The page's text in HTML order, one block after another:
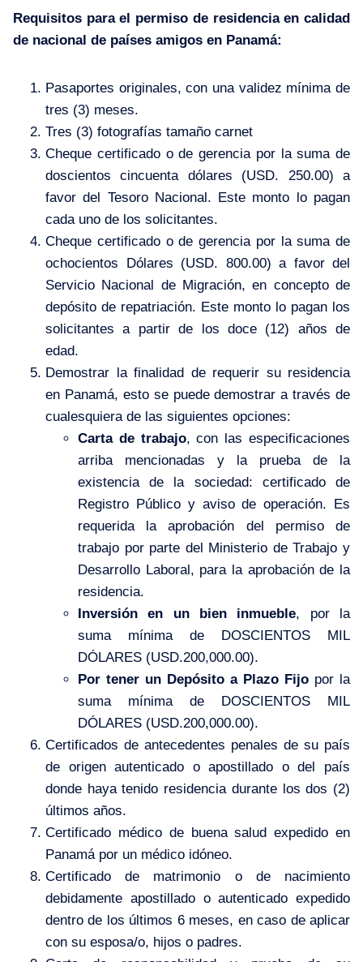
Requisitos para el permiso de residencia en calidad
de nacional de países amigos en Panamá:
Pasaportes originales, con una validez mínima de
tres (3) meses.
Tres (3) fotografías tamaño carnet
Cheque certificado o de gerencia por la suma de
doscientos cincuenta dólares (USD. 250.00) a
favor del Tesoro Nacional. Este monto lo pagan
cada uno de los solicitantes.
Cheque certificado o de gerencia por la suma de
ochocientos Dólares (USD. 800.00) a favor del
Servicio Nacional de Migración, en concepto de
depósito de repatriación. Este monto lo pagan los
solicitantes a partir de los doce (12) años de
edad.
Demostrar la finalidad de requerir su residencia
en Panamá, esto se puede demostrar a través de
cualesquiera de las siguientes opciones:
Carta de trabajo, con las especificaciones
arriba mencionadas y la prueba de la
existencia de la sociedad: certificado de
Registro Público y aviso de operación. Es
requerida la aprobación del permiso de
trabajo por parte del Ministerio de Trabajo y
Desarrollo Laboral, para la aprobación de la
residencia.
Inversión en un bien inmueble, por la
suma mínima de DOSCIENTOS MIL
DÓLARES (USD.200,000.00).
Por tener un Depósito a Plazo Fijo por la
suma mínima de DOSCIENTOS MIL
DÓLARES (USD.200,000.00).
Certificados de antecedentes penales de su país
de origen autenticado o apostillado o del país
donde haya tenido residencia durante los dos (2)
últimos años.
Certificado médico de buena salud expedido en
Panamá por un médico idóneo.
Certificado de matrimonio o de nacimiento
debidamente apostillado o autenticado expedido
dentro de los últimos 6 meses, en caso de aplicar
con su esposa/o, hijos o padres.